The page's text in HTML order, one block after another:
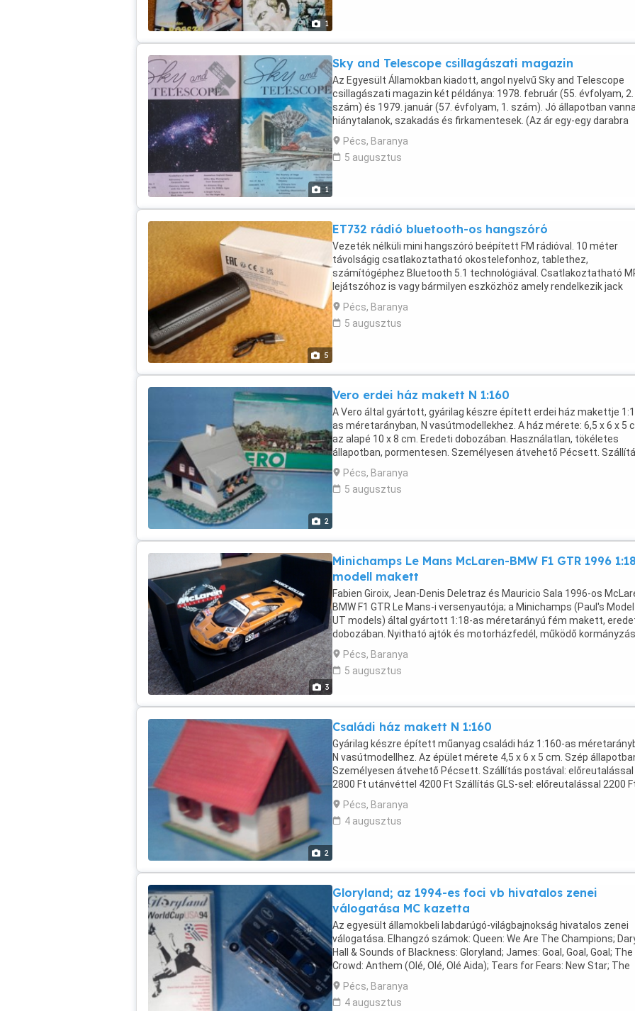
1
1
Sky and Telescope csillagászati magazin
Az Egyesült Államokban kiadott, angol nyelvű Sky and Telescope
csillagászati magazin két példánya: 1978. február (55. évfolyam, 2.
szám) és 1979. január (57. évfolyam, 1. szám). Jó állapotban
hiánytalanok, szakadás és firkamentesek. (Az ár egy-egy darabra
vonatkozik.)
Pécs, Baranya
5 augusztus
5
ET732 rádió bluetooth-os hangszóró
Vezeték nélküli mini hangszóró beépített FM rádióval. 10 méter
távolságig csatlakoztatható okostelefonhoz, tablethez,
számítógéphez Bluetooth 5.1 technológiával. Csatlakoztatható
lejátszóhoz is vagy bármilyen eszközhöz amely rendelkezik jack
csatlakozóval. Van rajta továbbá USB port, micro SD TF
beépített mikrofonnal a telefonkihangosításra is alkalmas. Funkció-
visszajelzés beszédhanggal (angolul). Színváltó LED világítás. A
előreutalással 2200 Ft utánvéttel 3400 Ft
Pécs, Baranya
5 augusztus
2
Vero erdei ház makett N 1:160
A Vero által gyártott, gyárilag készre épített erdei ház makettje
as méretarányban, N vasútmodellekhez. A ház mérete: 6,5 x 6 x 5
az alapé 10 x 8 cm. Eredeti dobozában. Használatlan, tökéletes
állapotban, pormentesen. Személyesen átvehető Pécsett.
postával: előreutalással 2800 Ft utánvéttel 4200 Ft Szállítás GLS-
előreutalással 2200 Ft utánvéttel 3400 Ft
Pécs, Baranya
5 augusztus
3
Minichamps Le Mans McLaren-BMW F1 GTR 1996 1:18
modell makett
Fabien Giroix, Jean-Denis Deletraz és Mauricio Sala 1996-os
BMW F1 GTR Le Mans-i versenyautója; a Minichamps (Paul's
UT models) által gyártott 1:18-as méretarányú fém makett,
dobozában. Nyitható ajtók és motorházfedél, működő
forgatható kerekek. Gyártói kód: 39622 530133653. 14 éven
ajánlott. A modell oldalán a festett rajtszám enyhén elengedett,
hibája nincs, pormentes. A doboz enyhén napszítta, ablaka kissé
Pécs, Baranya
5 augusztus
2
Családi ház makett N 1:160
Gyárilag készre épített műanyag családi ház 1:160-as
N vasútmodellhez. Az épület mérete 4,5 x 6 x 5 cm. Szép
Személyesen átvehető Pécsett. Szállítás postával: előreutalással
2800 Ft utánvéttel 4200 Ft Szállítás GLS-sel: előreutalással 2200
utánvéttel 3400 Ft
Pécs, Baranya
4 augusztus
Gloryland; az 1994-es foci vb hivatalos zenei
válogatása MC kazetta
Az egyesült államokbeli labdarúgó-világbajnokság hivatalos zenei
válogatása. Elhangzó számok: Queen: We Are The Champions;
Hall & Sounds of Blackness: Gloryland; James: Goal, Goal, Goal; The
Crowd: Anthem (Olé, Olé, Olé Aida); Tears for Fears: New Star; The
Moody Blues: This Is The Moment; Fleetwodd Mac: Blow By Blow;
Azzure: Italia Ancora; Jon Bon Jovi: Blaze Of Glory; Tina Turner: The
Best; Gary Glitter: Rock 'N' Roll '94; Kool & The Gang: Celebration;
Pécs, Baranya
4 augusztus